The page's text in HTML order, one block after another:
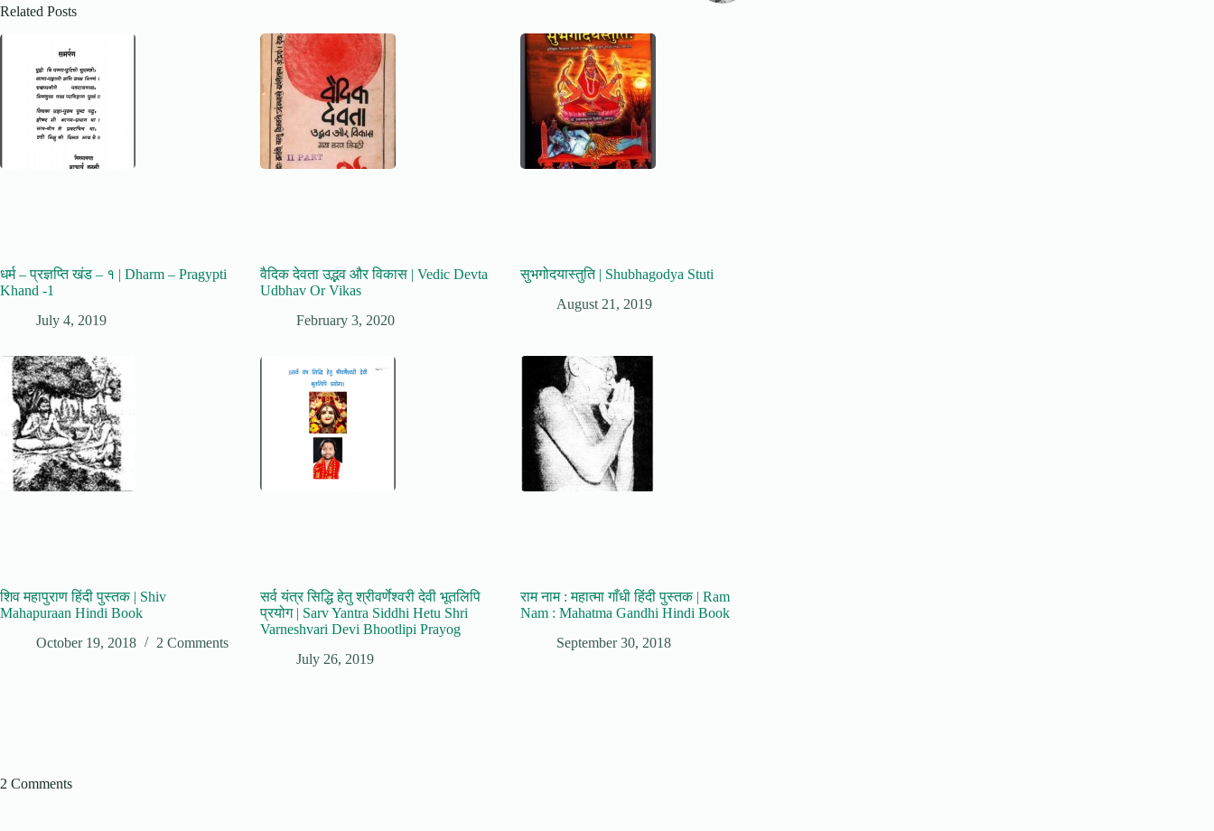
Related Posts
धर्म – प्रज्ञप्ति खंड – १ | Dharm – Pragypti
Khand -1
July 4, 2019
वैदिक देवता उद्भव और विकास | Vedic Devta
Udbhav Or Vikas
February 3, 2020
सुभगोदयास्तुति | Shubhagodya Stuti
August 21, 2019
शिव महापुराण हिंदी पुस्तक | Shiv
Mahapuraan Hindi Book
October 19, 2018
2 Comments
सर्व यंत्र सिद्धि हेतु श्रीवर्णेश्वरी देवी भूतलिपि
प्रयोग | Sarv Yantra Siddhi Hetu Shri
Varneshvari Devi Bhootlipi Prayog
July 26, 2019
राम नाम : महात्मा गाँधी हिंदी पुस्तक | Ram
Nam : Mahatma Gandhi Hindi Book
September 30, 2018
2 Comments